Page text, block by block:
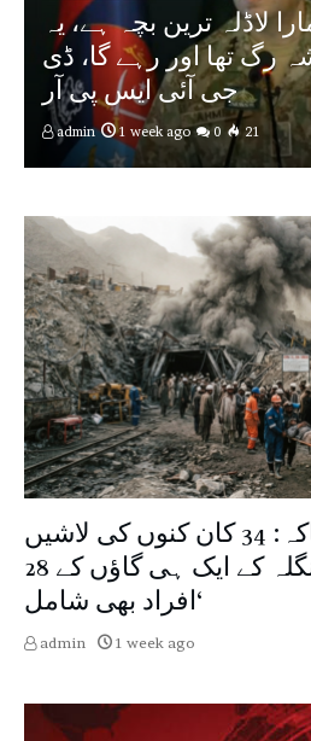
لاڈلہ ترین بچہ ہے، یہ
رگ تھا اور رہے گا، ڈی
جی آئی ایس پی آر
admin 1 week ago 0 21
سورینج کان دھماکہ: 34 کان کنوں کی لاشیں
نکال لی گئیں، ’شانگلہ کے ایک ہی گاؤں کے 28
افراد بھی شامل‘
admin 1 week ago